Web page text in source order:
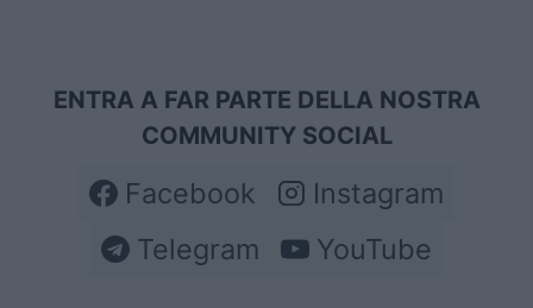
ENTRA A FAR PARTE DELLA NOSTRA
COMMUNITY SOCIAL
Facebook
Instagram
Telegram
YouTube